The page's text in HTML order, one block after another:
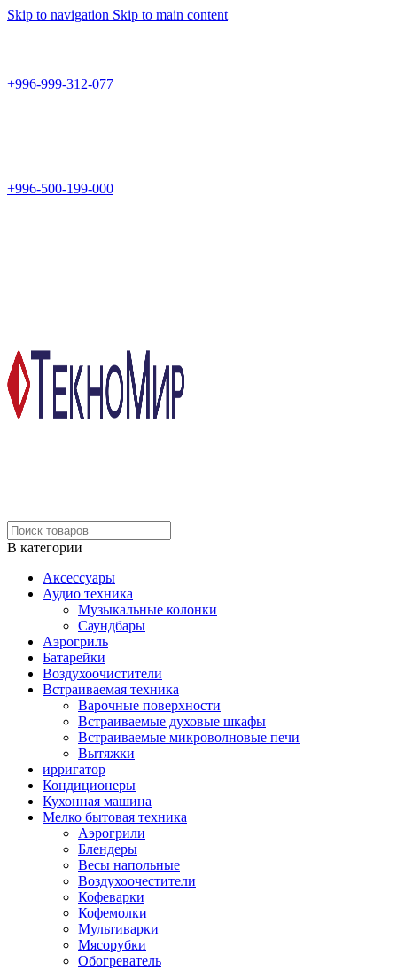
Skip to navigation Skip to main content
+996-999-312-077
+996-500-199-000
В категории
Аксессуары
Аудио техника
Музыкальные колонки
Саундбары
Аэрогриль
Батарейки
Воздухоочистители
Встраиваемая техника
Варочные поверхности
Встраиваемые духовые шкафы
Встраиваемые микроволновые печи
Вытяжки
ирригатор
Кондиционеры
Кухонная машина
Мелко бытовая техника
Аэрогрили
Блендеры
Весы напольные
Воздухоочестители
Кофеварки
Кофемолки
Мультиварки
Мясорубки
Обогреватель